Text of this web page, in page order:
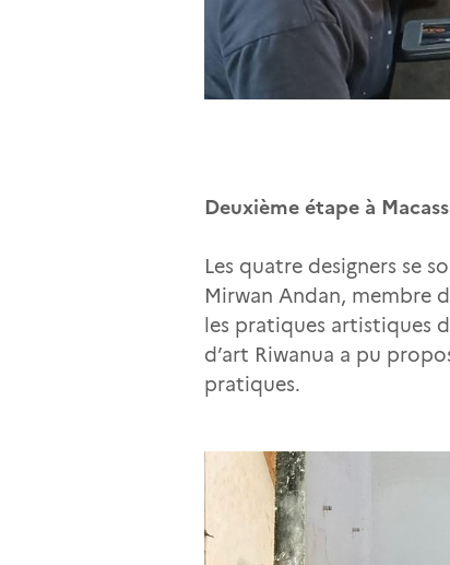
Deuxième étape à
Les quatre designers se
Mirwan Andan, membre
les pratiques artistiques
d’art Riwanua a pu
pratiques.